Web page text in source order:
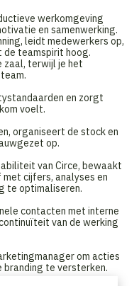
werkomgeving
en samenwerking.
leidt medewerkers op,
de teamspirit hoog.
zaal, terwijl je het
en zorgt
voelt.
organiseert de stock en
op.
van Circe, bewaakt
cijfers, analyses en
te optimaliseren.
contacten met interne
van de werking
om acties
branding te versterken.